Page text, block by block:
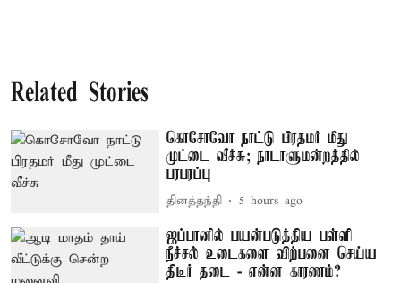
Related Stories
கொசோவோ நாட்டு பிரதமர் மீது
முட்டை வீச்சு; நாடாளுமன்றத்தில்
பரபரப்பு
தினத்தந்தி 5 hours ago
ஜப்பானில் பயன்படுத்திய பள்ளி
நீச்சல் உடைகளை விற்பனை செய்ய
திடீர் தடை - என்ன காரணம்?